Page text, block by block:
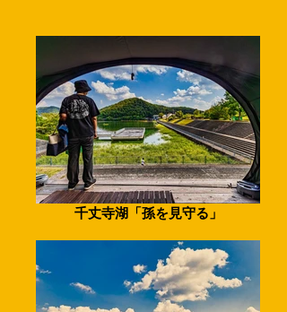
千丈寺湖「孫を見守る」